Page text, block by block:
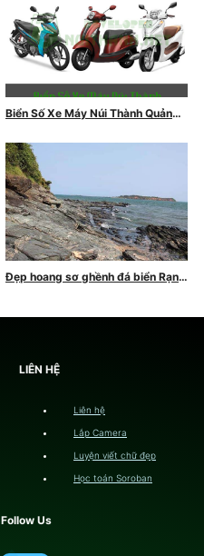
Biển Số Xe Máy Núi Thành Quảng
Đẹp hoang sơ ghềnh đá biển Rạng
LIÊN HỆ
Liên hệ
Lắp Camera
Luyện viết chữ đẹp
Học toán Soroban
Follow Us